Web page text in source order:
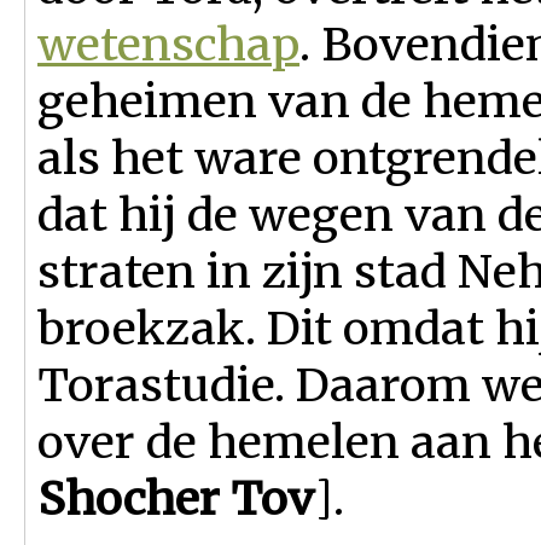
wetenschap.
geheimen van de
als het ware
dat hij de wegen van
straten in zijn stad
broekzak. Dit omdat
Torastudie. Daarom
over de hemelen aan
Shocher Tov].